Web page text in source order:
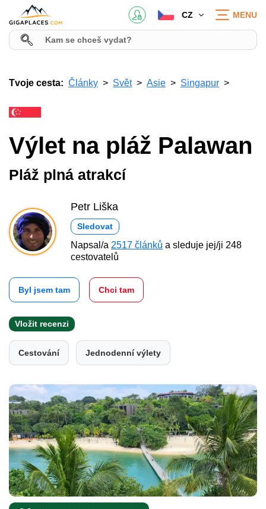
CZ MENU
Tvoje cesta: Články Svět Asie Singapur
Výlet na pláž Palawan
Pláž plná atrakcí
Petr Liška
Sledovat
Napsal/a 2517 článků a sleduje jej/ji 248
cestovatelů
Byl jsem tam Chci tam
Vložit recenzi
Cestování Jednodenní výlety